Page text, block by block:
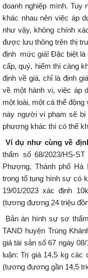
doanh nghiệp mình. Tuy
khác nhau nên việc áp
như vậy, không chính
được lưu thông trên thị
định mức giá! Đặc biệt là
cấp, quý, hiếm thì càng
định về giá, chỉ là định
về một hành vi, việc áp
một loài, một cá thể
này người vi phạm sẽ
phương khác thì có thể
Ví dụ như cùng về
thẩm số 68/2023/HS-
Phượng, Thành phố Hà
trong tố tụng hình sự có
19/01/2023 xác định
(tương đương 24 triệu
Bản án hình sự sơ
TAND huyện Trùng
giá tài sản số 67 ngày
luận: Trị giá 14,5 kg các
(tương đương gần 14,5